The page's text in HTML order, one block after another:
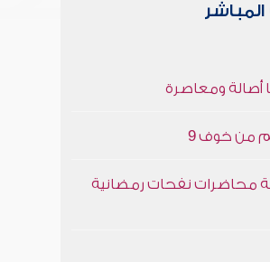
أصالة ومعاصرة
من خوف 9
محاضرات نفحات رمضانية